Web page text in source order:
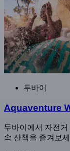
두바이
Aquaventure
두바이에서 자전
속 산책을 즐겨보